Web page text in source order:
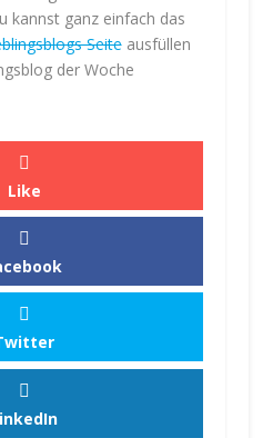
kannst ganz einfach das
Seiteausfüllen
der Woche
Like